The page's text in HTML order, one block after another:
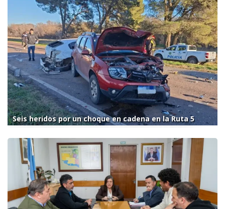
Seis heridos por un choque en cadena en la Ruta 5